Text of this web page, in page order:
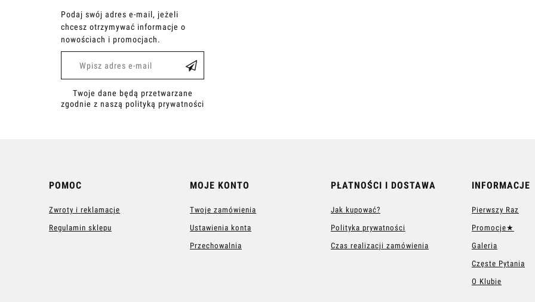
Podaj swój adres e-mail, jeżeli
chcesz otrzymywać informacje o
nowościach i promocjach.
Twoje dane będą przetwarzane
zgodnie z naszą polityką prywatności
POMOC
Zwroty i reklamacje
Regulamin sklepu
MOJE KONTO
Twoje zamówienia
Ustawienia konta
Przechowalnia
PŁATNOŚCI I DOSTAWA
Jak kupować?
Polityka prywatności
Czas realizacji zamówienia
INFORMACJE
Pierwszy Raz
Promocje★
Galeria
Częste Pytania
O Klubie